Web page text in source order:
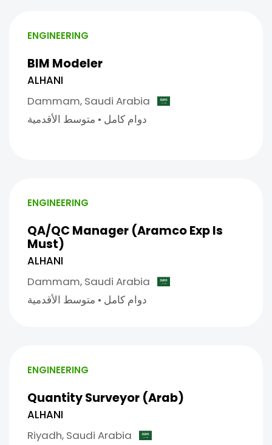
ENGINEERING
BIM Modeler
ALHANI
Dammam, Saudi Arabia
دوام كامل • متوسط الأقدمية
ENGINEERING
QA/QC Manager (Aramco Exp Is
Must)
ALHANI
Dammam, Saudi Arabia
دوام كامل • متوسط الأقدمية
ENGINEERING
Quantity Surveyor (Arab)
ALHANI
Riyadh, Saudi Arabia